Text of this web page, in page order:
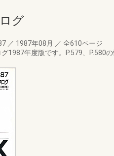
グ
／ 1987年08月 ／ 全610ページ
1987年度版です。P.579、P.580